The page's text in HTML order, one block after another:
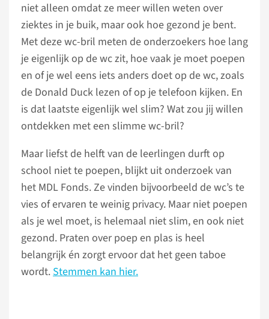
niet alleen omdat ze meer willen weten over
ziektes in je buik, maar ook hoe gezond je bent.
Met deze wc-bril meten de onderzoekers hoe lang
je eigenlijk op de wc zit, hoe vaak je moet poepen
en of je wel eens iets anders doet op de wc, zoals
de Donald Duck lezen of op je telefoon kijken. En
is dat laatste eigenlijk wel slim? Wat zou jij willen
ontdekken met een slimme wc-bril?
Maar liefst de helft van de leerlingen durft op
school niet te poepen, blijkt uit onderzoek van
het MDL Fonds. Ze vinden bijvoorbeeld de wc’s te
vies of ervaren te weinig privacy. Maar niet poepen
als je wel moet, is helemaal niet slim, en ook niet
gezond. Praten over poep en plas is heel
belangrijk én zorgt ervoor dat het geen taboe
wordt.Stemmen kan hier.